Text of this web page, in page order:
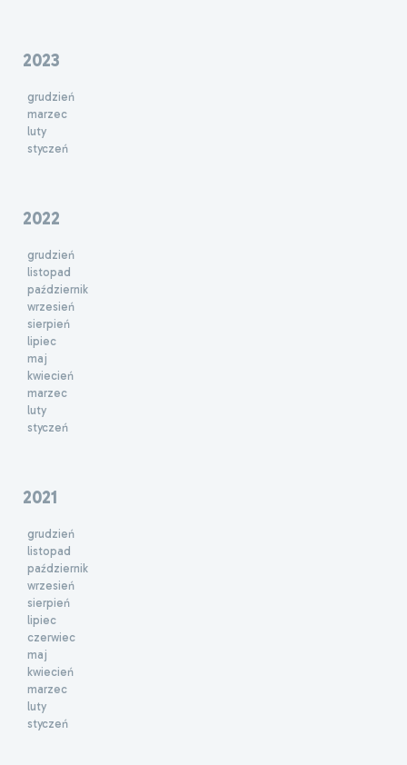
2023
grudzień
marzec
luty
styczeń
2022
grudzień
listopad
październik
wrzesień
sierpień
lipiec
maj
kwiecień
marzec
luty
styczeń
2021
grudzień
listopad
październik
wrzesień
sierpień
lipiec
czerwiec
maj
kwiecień
marzec
luty
styczeń